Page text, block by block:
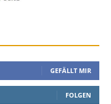
GEFÄLLT MIR
FOLGEN